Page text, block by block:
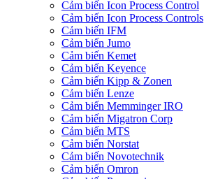
Cảm biến Icon Process Control
Cảm biến Icon Process Controls
Cảm biến IFM
Cảm biến Jumo
Cảm biến Kemet
Cảm biến Keyence
Cảm biến Kipp & Zonen
Cảm biến Lenze
Cảm biến Memminger IRO
Cảm biến Migatron Corp
Cảm biến MTS
Cảm biến Norstat
Cảm biến Novotechnik
Cảm biến Omron